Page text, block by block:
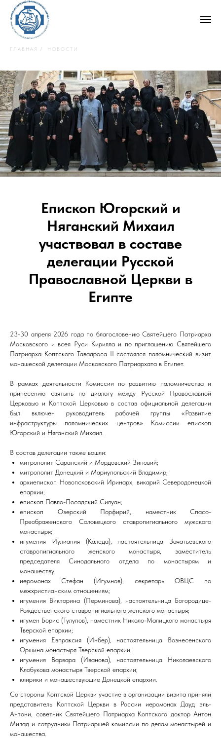
ГЛАВНАЯ / НОВОСТИ
Епископ Югорский и
Няганский Михаил
участвовал в составе
делегации Русской
Православной Церкви в
Египте
23-30 апреля 2026 года по благословению Святейшего Патриарха
Московского и всея Руси Кирилла и по приглашению Святейшего
Патриарха Коптского Тавадроса II cостоялся паломнический визит
монашеской делегации Московского Патриархата в Египет.
В рамках деятельности Комиссии по развитию паломничества и
принесению святынь по диалогу между Русской Православной
Церковью и Коптской Церковью в состав официальной делегации
был включен руководитель рабочей группы «Развитие
инфраструктуры паломнических центров» Комиссии епископ
Югорский и Няганский Михаил.
В состав делегации также вошли:
митрополит Саранский и Мордовский Зиновий;
митрополит Донецкий и Мариупольский Владимир;
архиепископ Новопсковский Иринарх, викарий Северодонецкой
епархии;
епископ Павло-Посадский Силуан;
епископ Озерский Порфирий, наместник Спасо-
Преображенского Соловецкого ставропигиального мужского
монастыря;
игумения Иулиания (Каледа), настоятельница Зачатьевского
ставропигиального женского монастыря, заместитель
председателя Синодального отдела по монастырям и
монашеству;
иеромонах Стефан (Игумнов), секретарь ОВЦС по
межхристианским отношениям;
игумения Викторина (Перминова), настоятельница Богородице-
Рождественского ставропигиального женского монастыря;
игумен Борис (Тулупов), наместник Николо-Малицкого монастыря
Тверской епархии;
игумения Евпраксия (Инбер), настоятельница Вознесенского
Оршина монастыря Тверской епархии;
игумения Варвара (Иванова), настоятельница Николаевского
Клобукова монастыря Тверской епархии;
клирики и монашествующие Донецкой епархии.
Со стороны Коптской Церкви участие в организации визита приняли
представитель Коптской Церкви в России иеромонах Дауд эль-
Антони, советник Святейшего Патриарха Коптского доктор Антон
Милад и сотрудники Патриаршей комиссии по делам монастырей и
монашества.